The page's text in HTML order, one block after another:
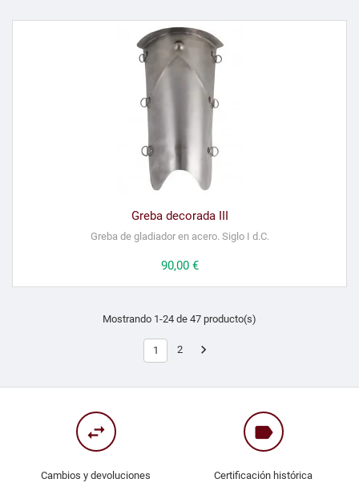
Greba decorada III
Greba de gladiador en acero. Siglo I d.C.
Precio
90,00 €
Mostrando 1-24 de 47 producto(s)
1 2 
swap_horiz
Cambios y devoluciones
label
Certificación histórica